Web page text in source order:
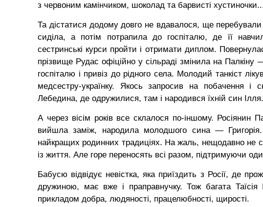
з червоним камінчиком, шоколад та барвисті
Та дістатися додому довго не вдавалося, ще перебували
сиділа, а потім потрапила до госпіталю, де її
сестринські курси пройти і отримати диплом.
прізвище Рудас офіційно у сільраді змінила на Палкіну
госпіталю і привіз до рідного села. Молодий танкіст
медсестру-українку. Якось запросив на побачення
Лебедина, де одружилися, там і народився їхній син
А через вісім років все склалося по-іншому. Росіянин
вийшла заміж, народила молодшого сина —
найкращих родинних традиціях. На жаль, нещодавно не
із життя. Але горе переносять всі разом, підтримуючи
Бабусю відвідує невістка, яка приїздить з Росії, де
дружиною, має вже і праправнучку. Тож багата
прикладом добра, людяності, працелюбності, щирості.